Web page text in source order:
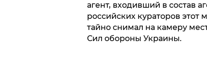
агент, входивший в состав
российских кураторов
тайно снимал на камеру
Сил обороны Украины.